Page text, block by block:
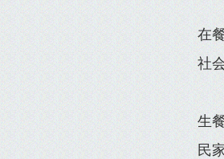
在
社
生
民